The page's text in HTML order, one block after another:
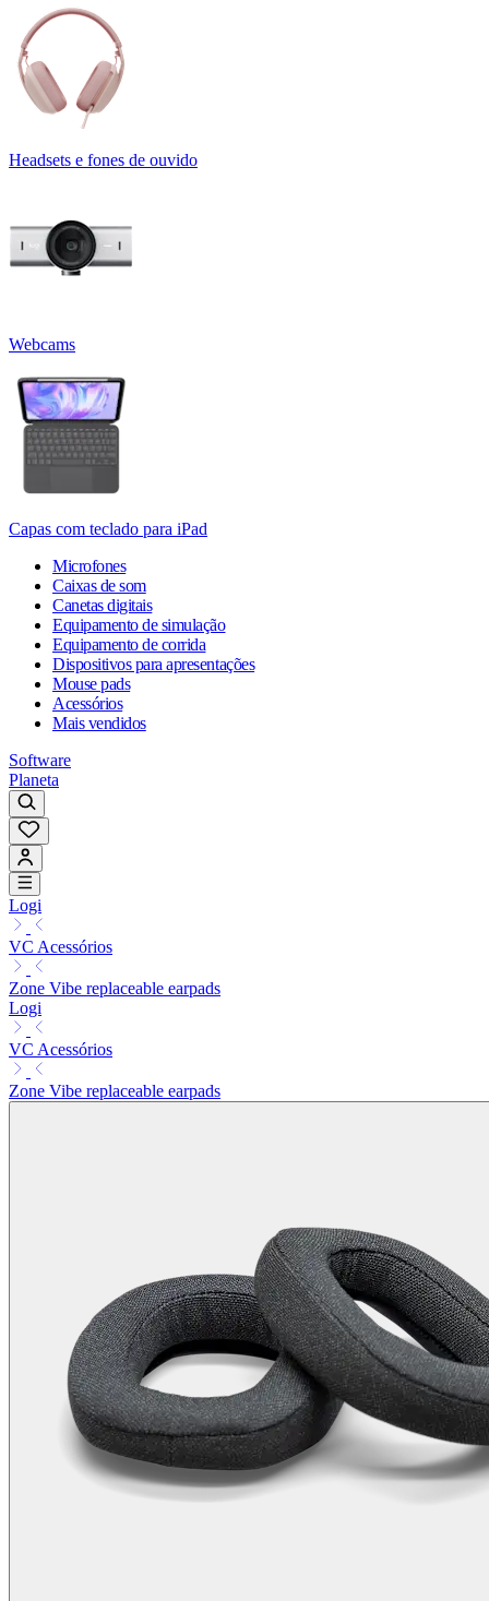
Headsets e fones de ouvido
Webcams
Capas com teclado para iPad
Microfones
Caixas de som
Canetas digitais
Equipamento de simulação
Equipamento de corrida
Dispositivos para apresentações
Mouse pads
Acessórios
Mais vendidos
Software
Planeta
Logi
VC Acessórios
Zone Vibe replaceable earpads
Logi
VC Acessórios
Zone Vibe replaceable earpads